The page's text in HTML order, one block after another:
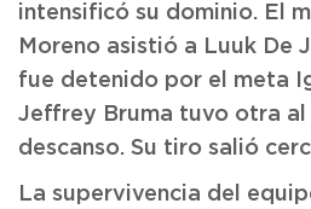
intensificó su dominio. El
Moreno asistió a Luuk De
fue detenido por el meta
Jeffrey Bruma tuvo otra al
descanso. Su tiro salió
La supervivencia del